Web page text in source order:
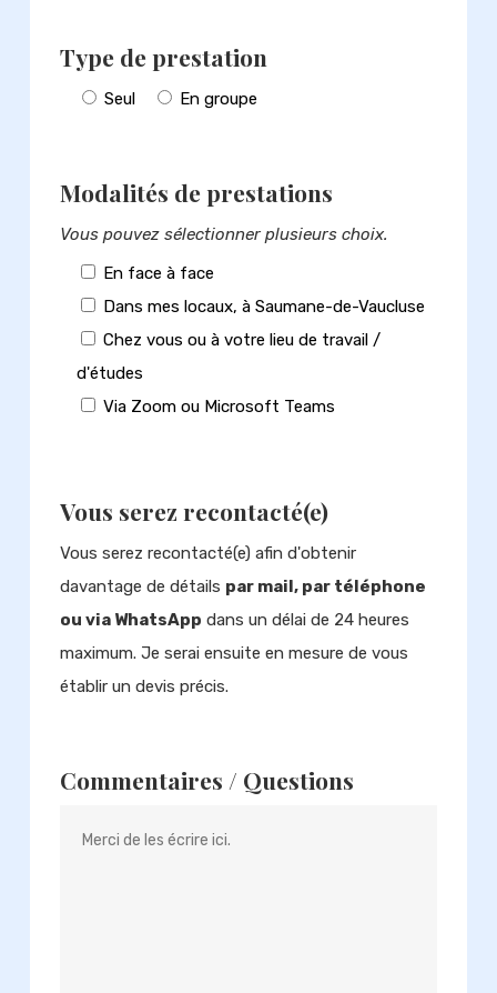
Type de prestation
Seul En groupe
Modalités de prestations
Vous pouvez sélectionner plusieurs choix.
En face à face
Dans mes locaux, à Saumane-de-Vaucluse
Chez vous ou à votre lieu de travail /
d'études
Via Zoom ou Microsoft Teams
Vous serez recontacté(e)
Vous serez recontacté(e) afin d'obtenir
davantage de détails par mail, par téléphone
ou via WhatsApp dans un délai de 24 heures
maximum. Je serai ensuite en mesure de vous
établir un devis précis.
Commentaires / Questions